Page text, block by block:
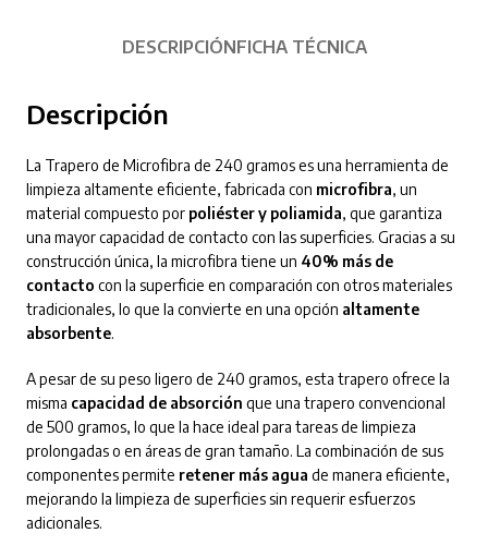
DESCRIPCIÓNFICHA TÉCNICA
Descripción
La Trapero de Microfibra de 240 gramos es una herramienta de
limpieza altamente eficiente, fabricada con microfibra, un
material compuesto por poliéster y poliamida, que garantiza
una mayor capacidad de contacto con las superficies. Gracias a su
construcción única, la microfibra tiene un 40% más de
contacto con la superficie en comparación con otros materiales
tradicionales, lo que la convierte en una opción altamente
absorbente.
A pesar de su peso ligero de 240 gramos, esta trapero ofrece la
misma capacidad de absorción que una trapero convencional
de 500 gramos, lo que la hace ideal para tareas de limpieza
prolongadas o en áreas de gran tamaño. La combinación de sus
componentes permite retener más agua de manera eficiente,
mejorando la limpieza de superficies sin requerir esfuerzos
adicionales.